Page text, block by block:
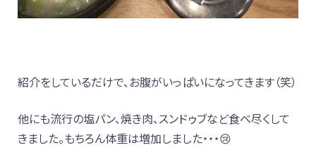
紹介をしているだけで、お腹がいっぱいになってきます（笑）
他にも流行の塩パン、焼き肉、スンドゥブなど食べ尽くして
きました。もちろん体重は増加しました・・・😢